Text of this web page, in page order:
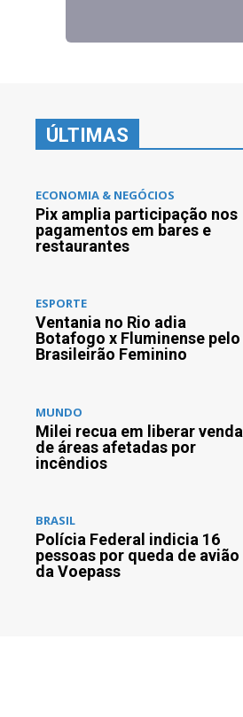
ÚLTIMAS
ECONOMIA & NEGÓCIOS
Pix amplia participação nos
pagamentos em bares e
restaurantes
ESPORTE
Ventania no Rio adia
Botafogo x Fluminense pelo
Brasileirão Feminino
MUNDO
Milei recua em liberar venda
de áreas afetadas por
incêndios
BRASIL
Polícia Federal indicia 16
pessoas por queda de avião
da Voepass